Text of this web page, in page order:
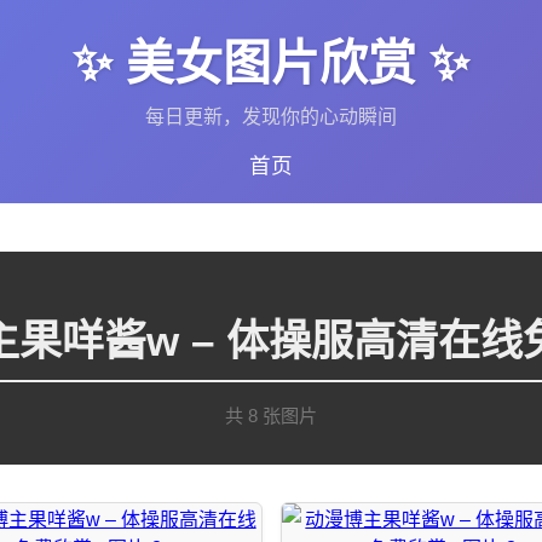
✨ 美女图片欣赏 ✨
每日更新，发现你的心动瞬间
首页
果咩酱w – 体操服高清在线
共 8 张图片